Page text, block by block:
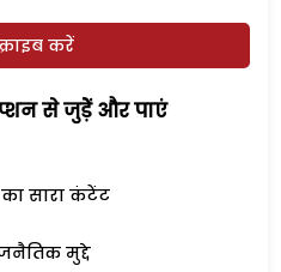
करें
से जुड़ेें और पाएं
सारा कंटेंट
मुद्दे